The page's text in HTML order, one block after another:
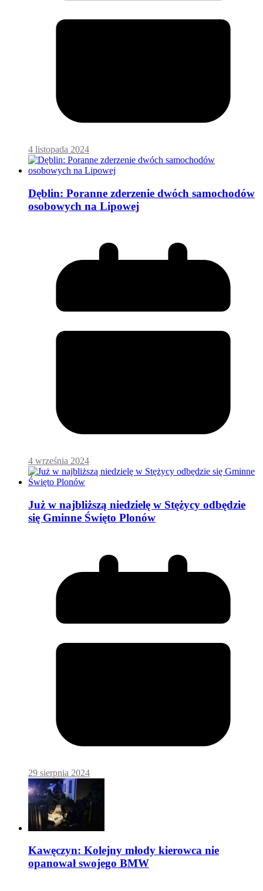
4 listopada 2024
Dęblin: Poranne zderzenie dwóch samochodów
osobowych na Lipowej
4 września 2024
Już w najbliższą niedzielę w Stężycy odbędzie
się Gminne Święto Plonów
29 sierpnia 2024
Kawęczyn: Kolejny młody kierowca nie
opanował swojego BMW